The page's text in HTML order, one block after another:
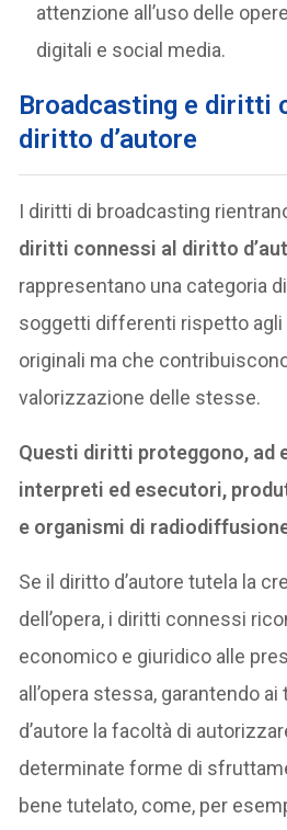
attenzione all’uso delle
digitali e social media.
Broadcasting e diritti
diritto d’autore
I diritti di broadcasting
diritti connessi al diritto
rappresentano una categoria
soggetti differenti rispetto agli
originali ma che
valorizzazione delle stesse.
Questi diritti proteggono, ad
interpreti ed esecutori,
e organismi di
Se il diritto d’autore tutela la
dell’opera, i diritti connessi
economico e giuridico alle
all’opera stessa, garantendo
d’autore la facoltà di
determinate forme di
bene tutelato, come, per